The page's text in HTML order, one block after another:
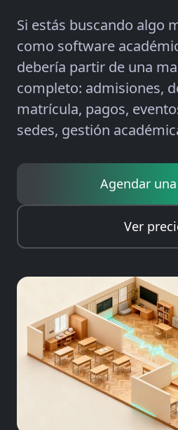
Si estás buscando algo
como software
debería partir de una
completo: admisiones,
matrícula, pagos,
sedes, gestión
Agendar
Ver